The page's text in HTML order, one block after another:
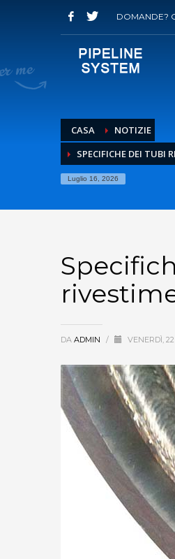
DOMANDE?
CASA
NOTIZIE
SPECIFICHE DEI TUBI
Luglio 16, 2026
DA ADMIN / VENERDÌ,